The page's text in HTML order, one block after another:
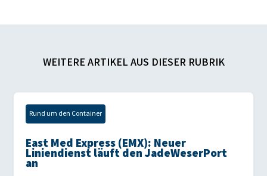
WEITERE ARTIKEL AUS DIESER RUBRIK
Rund um den Container
East Med Express (EMX): Neuer
Liniendienst läuft den JadeWeserPort
an